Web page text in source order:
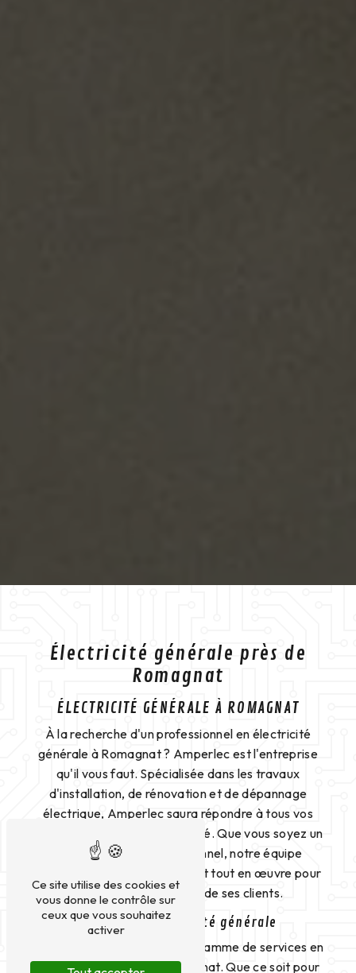
Électricité générale près de
Romagnat
ÉLECTRICITÉ GÉNÉRALE À ROMAGNAT
À la recherche d'un professionnel en électricité
générale à Romagnat ? Amperlec est l'entreprise
qu'il vous faut. Spécialisée dans les travaux
d'installation, de rénovation et de dépannage
électrique, Amperlec saura répondre à tous vos
besoins en matière d'électricité. Que vous soyez un
particulier ou un professionnel, notre équipe
qualifiée et expérimentée met tout en œuvre pour
garantir la satisfaction de ses clients.
Services d'électricité générale
Amperlec propose une large gamme de services en
électricité générale à Romagnat. Que ce soit pour
Ce site utilise des cookies et
vous donne le contrôle sur
ceux que vous souhaitez
activer